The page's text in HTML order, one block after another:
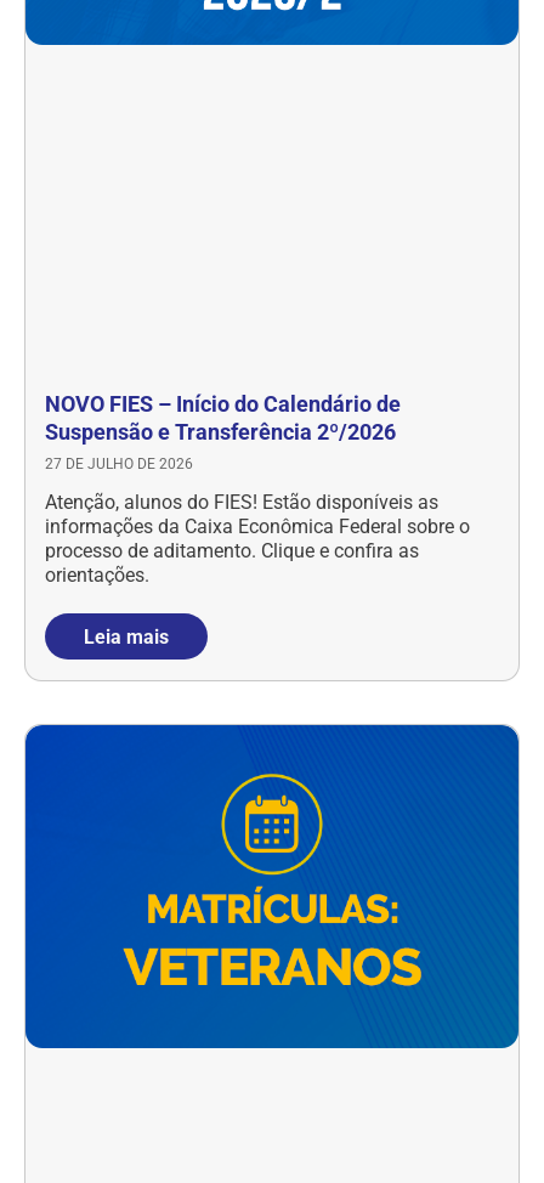
NOVO FIES – Início do Calendário de
Suspensão e Transferência 2º/2026
27 DE JULHO DE 2026
Atenção, alunos do FIES! Estão disponíveis as
informações da Caixa Econômica Federal sobre o
processo de aditamento. Clique e confira as
orientações.
Leia mais